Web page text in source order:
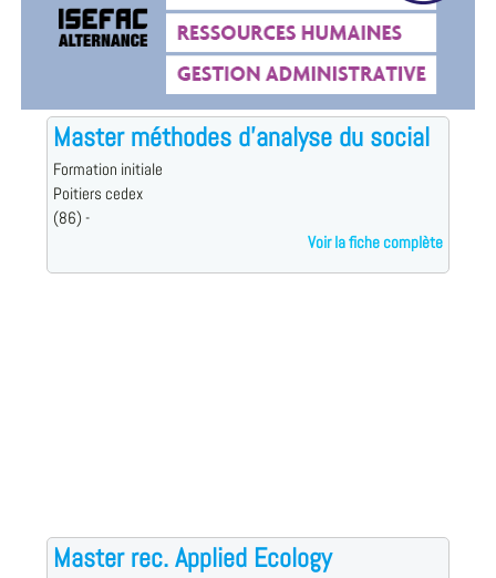
Master méthodes d'analyse du social
Formation initiale
Poitiers cedex
(86) -
Voir la fiche complète
Master rec. Applied Ecology